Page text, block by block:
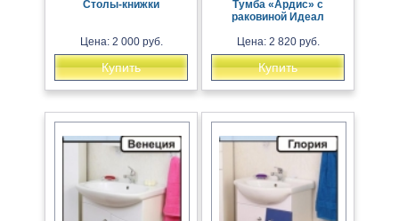
Столы-книжки
Цена: 2 000 руб.
Купить
Тумба «Ардис» с
раковиной Идеал
Цена: 2 820 руб.
Купить